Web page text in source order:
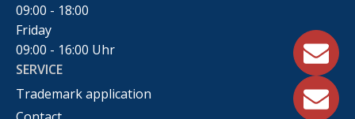
09:00 - 18:00
Friday
09:00 - 16:00 Uhr
SERVICE
Trademark application